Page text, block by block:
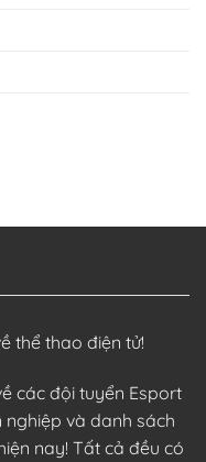
thể thao điện tử!
các đội tuyển Esport
và danh sách
nay! Tất cả đều có